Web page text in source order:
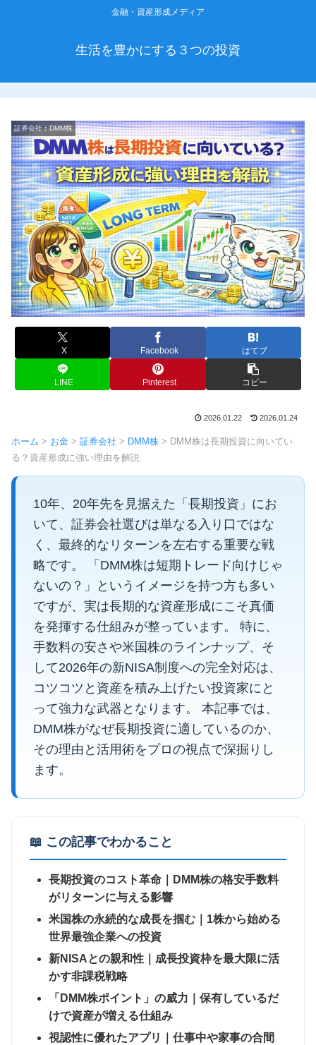
金融・資産形成メディア
生活を豊かにする３つの投資
証券会社︰DMM株
X Facebook はてブ
LINE Pinterest コピー
2026.01.22 2026.01.24
ホーム > お金 > 証券会社 > DMM株 > DMM株は長期投資に向いてい
る？資産形成に強い理由を解説
10年、20年先を見据えた「長期投資」にお
いて、証券会社選びは単なる入り口ではな
く、最終的なリターンを左右する重要な戦
略です。 「DMM株は短期トレード向けじゃ
ないの？」というイメージを持つ方も多い
ですが、実は長期的な資産形成にこそ真価
を発揮する仕組みが整っています。 特に、
手数料の安さや米国株のラインナップ、そ
して2026年の新NISA制度への完全対応は、
コツコツと資産を積み上げたい投資家にと
って強力な武器となります。 本記事では、
DMM株がなぜ長期投資に適しているのか、
その理由と活用術をプロの視点で深掘りし
ます。
📖 この記事でわかること
長期投資のコスト革命｜DMM株の格安手数料
がリターンに与える影響
米国株の永続的な成長を掴む｜1株から始める
世界最強企業への投資
新NISAとの親和性｜成長投資枠を最大限に活
かす非課税戦略
「DMM株ポイント」の威力｜保有しているだ
けで資産が増える仕組み
視認性に優れたアプリ｜仕事中や家事の合間